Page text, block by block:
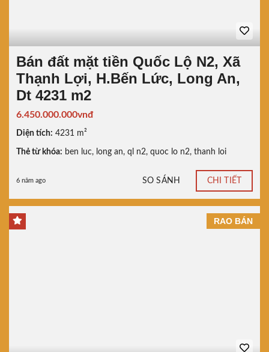
Bán đất mặt tiền Quốc Lộ N2, Xã
Thạnh Lợi, H.Bến Lức, Long An,
Dt 4231 m2
6.450.000.000vnđ
Diện tích: 4231 m²
Thẻ từ khóa: ben luc, long an, ql n2, quoc lo n2, thanh loi
6 năm ago SO SÁNH CHI TIẾT
RAO BÁN